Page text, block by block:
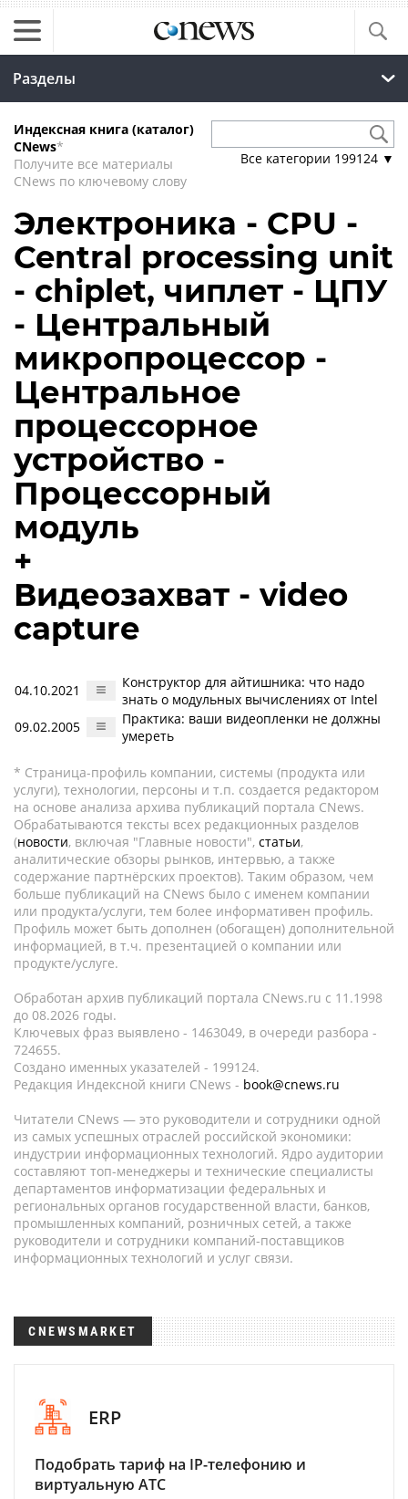
Разделы
Индексная книга (каталог)
CNews*
Получите все материалы
CNews по ключевому слову
Все категории 199124 ▼
Электроника - CPU -
Central processing unit
- chiplet, чиплет - ЦПУ
- Центральный
микропроцессор -
Центральное
процессорное
устройство -
Процессорный
модуль
+
Видеозахват - video
capture
04.10.2021
Конструктор для айтишника: что надо
знать о модульных вычислениях от Intel
09.02.2005
Практика: ваши видеопленки не должны
умереть
* Страница-профиль компании, системы (продукта или
услуги), технологии, персоны и т.п. создается редактором
на основе анализа архива публикаций портала CNews.
Обрабатываются тексты всех редакционных разделов
(новости, включая "Главные новости", статьи,
аналитические обзоры рынков, интервью, а также
содержание партнёрских проектов). Таким образом, чем
больше публикаций на CNews было с именем компании
или продукта/услуги, тем более информативен профиль.
Профиль может быть дополнен (обогащен) дополнительной
информацией, в т.ч. презентацией о компании или
продукте/услуге.
Обработан архив публикаций портала CNews.ru c 11.1998
до 08.2026 годы.
Ключевых фраз выявлено - 1463049, в очереди разбора -
724655.
Создано именных указателей - 199124.
Редакция Индексной книги CNews - book@cnews.ru
Читатели CNews — это руководители и сотрудники одной
из самых успешных отраслей российской экономики:
индустрии информационных технологий. Ядро аудитории
составляют топ-менеджеры и технические специалисты
департаментов информатизации федеральных и
региональных органов государственной власти, банков,
промышленных компаний, розничных сетей, а также
руководители и сотрудники компаний-поставщиков
информационных технологий и услуг связи.
CNEWSMARKET
ERP
Подобрать тариф на IP-телефонию и
виртуальную АТС